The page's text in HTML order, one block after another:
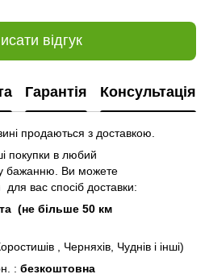
відгук
Гарантія Консультація
продаються з доставкою.
покупки в любий
бажанню. Ви можете
вас спосіб доставки:
(не більше 50 км
, Черняхів, Чуднів і інші)
: безкоштовна